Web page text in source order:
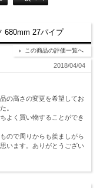
680mm 27パイプ
この商品の評価一覧へ
2018/04/04
の高さの変更を希望してお
。
よく買い物することができ
ので周りからも羨ましがら
います。ありがとうござい